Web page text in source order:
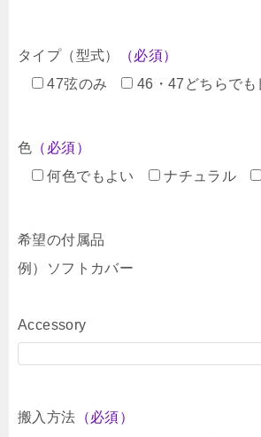
タイプ（型式）
（必須）
47弦のみ
46・47どちらでも
色 （必須）
何色でもよい
ナチュラル
希望の付属品
例）ソフトカバー
Accessory
搬入方法 （必須）